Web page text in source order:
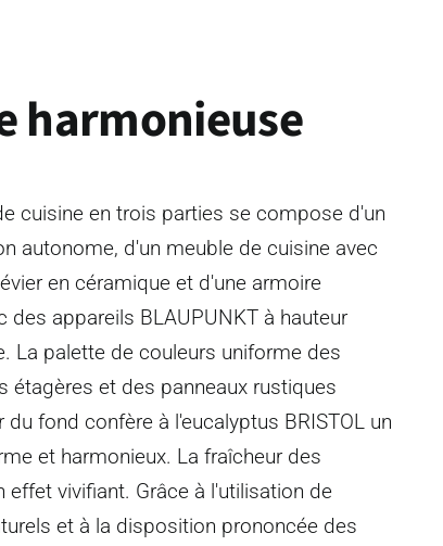
harmonieuse
cuisine en trois parties se compose d'un
autonome, d'un meuble de cuisine avec
en céramique et d'une armoire
des appareils BLAUPUNKT à hauteur
La palette de couleurs uniforme des
étagères et des panneaux rustiques
du fond confère à l'eucalyptus BRISTOL un
et harmonieux. La fraîcheur des
effet vivifiant. Grâce à l'utilisation de
et à la disposition prononcée des